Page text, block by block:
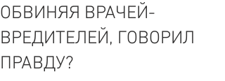
ОБВИНЯЯ ВРАЧЕЙ-
ВРЕДИТЕЛЕЙ, ГОВОРИЛ
ПРАВДУ?